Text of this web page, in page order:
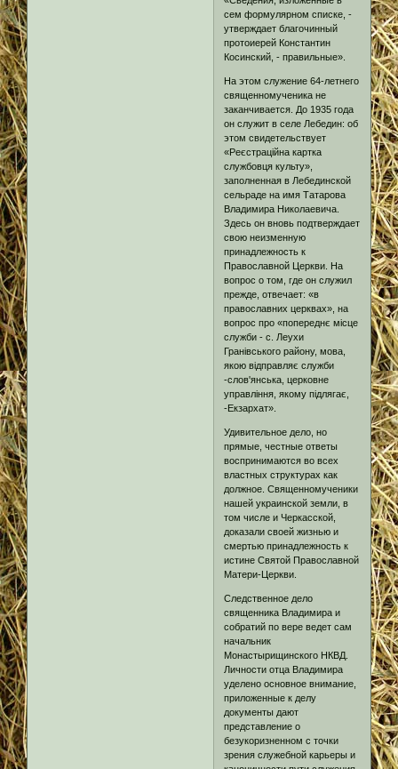
сем формулярном списке, -
утверждает благочинный
протоиерей Константин
Косинский, - правильные».
На этом служение 64-летнего
священномученика не
заканчивается. До 1935 года
он служит в селе Лебедин: об
этом свидетельствует
«Реєстраційна картка
службовця культу»,
заполненная в Лебединской
сельраде на имя Татарова
Владимира Николаевича.
Здесь он вновь подтверждает
свою неизменную
принадлежность к
Православной Церкви. На
вопрос о том, где он служил
прежде, отвечает: «в
православних церквах», на
вопрос про «попереднє місце
служби - с. Леухи
Гранівського району, мова,
якою відправляє служби
-слов'янська, церковне
управління, якому підлягає,
-Екзархат».
Удивительное дело, но
прямые, честные ответы
воспринимаются во всех
властных структурах как
должное. Священномученики
нашей украинской земли, в
том числе и Черкасской,
доказали своей жизнью и
смертью принадлежность к
истине Святой Православной
Матери-Церкви.
Следственное дело
священника Владимира и
собратий по вере ведет сам
начальник
Монастырищинского НКВД.
Личности отца Владимира
уделено основное внимание,
приложенные к делу
документы дают
представление о
безукоризненном с точки
зрения служебной карьеры и